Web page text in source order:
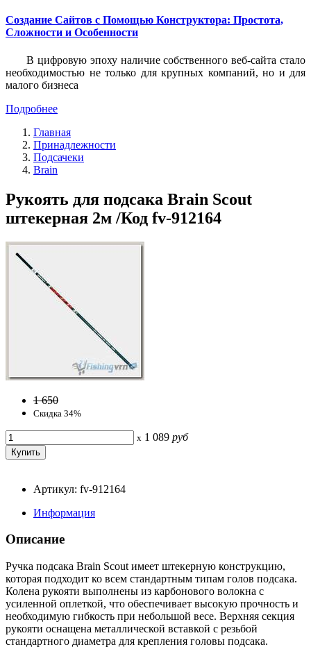
Создание Сайтов с Помощью Конструктора: Простота,
Сложности и Особенности
В цифровую эпоху наличие собственного веб-сайта стало
необходимостью не только для крупных компаний, но и для
малого бизнеса
Подробнее
Главная
Принадлежности
Подсачеки
Brain
Рукоять для подсака Brain Scout
штекерная 2м /Код fv-912164
1 650
Скидка 34%
x 1 089 руб
Артикул: fv-912164
Информация
Описание
Ручка подсака Brain Scout имеет штекерную конструкцию,
которая подходит ко всем стандартным типам голов подсака.
Колена рукояти выполнены из карбонового волокна с
усиленной оплеткой, что обеспечивает высокую прочность и
необходимую гибкость при небольшой весе. Верхняя секция
рукояти оснащена металлической вставкой с резьбой
стандартного диаметра для крепления головы подсака.